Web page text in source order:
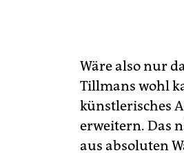
Wäre also nur
Tillmans wohl
künstlerisches
erweitern. Das
aus absoluten